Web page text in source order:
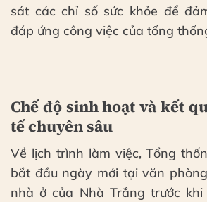
sát các chỉ số sức khỏe để
đáp ứng công việc của tổng
Chế độ sinh hoạt và kết
tế chuyên sâu
Về lịch trình làm việc, Tổng
bắt đầu ngày mới tại văn
nhà ở của Nhà Trắng trước